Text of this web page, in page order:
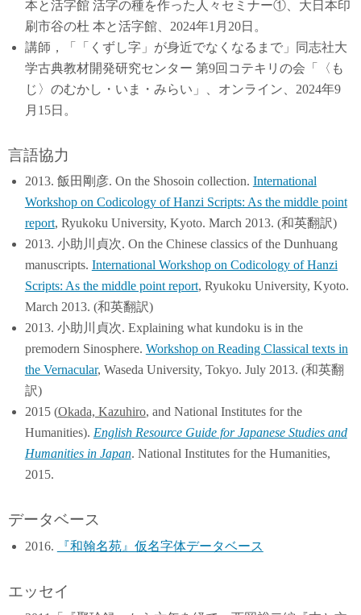
本と活字館 活字の種を作った人々セミナー①、大日本印
刷市谷の杜 本と活字館、2024年1月20日。
講師，「「くずし字」が身近でなくなるまで」同志社大
学古典教材開発研究センター 第9回コテキリの会「〈も
じ〉のむかし・いま・みらい」、オンライン、2024年9
月15日。
言語協力
2013. 飯田剛彦. On the Shosoin collection. International
Workshop on Codicology of Hanzi Scripts: As the middle point
report, Ryukoku University, Kyoto. March 2013. (和英翻訳)
2013. 小助川貞次. On the Chinese classics of the Dunhuang
manuscripts. International Workshop on Codicology of Hanzi
Scripts: As the middle point report, Ryukoku University, Kyoto.
March 2013. (和英翻訳)
2013. 小助川貞次. Explaining what kundoku is in the
premodern Sinosphere. Workshop on Reading Classical texts in
the Vernacular, Waseda University, Tokyo. July 2013. (和英翻
訳)
2015 (Okada, Kazuhiro, and National Institutes for the
Humanities). English Resource Guide for Japanese Studies and
Humanities in Japan. National Institutes for the Humanities,
2015.
データベース
2016. 『和翰名苑』仮名字体データベース
エッセイ